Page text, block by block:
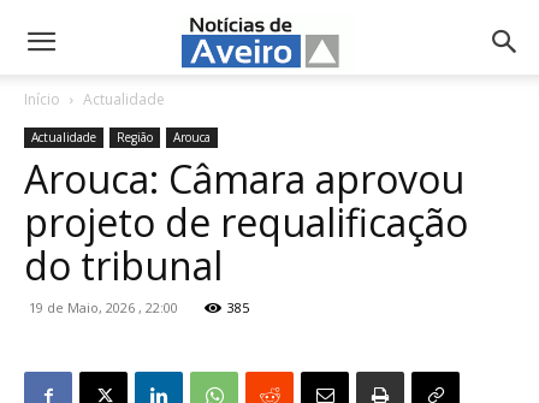
NotíciasdeAveiro.pt
Início Actualidade
Actualidade Região Arouca
Arouca: Câmara aprovou
projeto de requalificação
do tribunal
19 de Maio, 2026 , 22:00 385